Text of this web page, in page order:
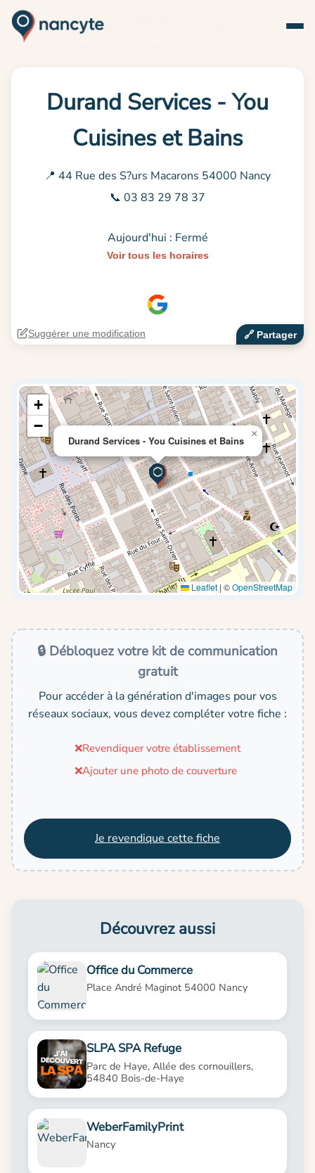
Durand Services - You
Cuisines et Bains
📍 44 Rue des S?urs Macarons 54000 Nancy
📞 03 83 29 78 37
Aujourd'hui : Fermé
Voir tous les horaires
🔗‍️ Partager
Suggérer une modification
Durand Services - You Cuisines et Bains
×
+
−
Leaflet | ©OpenStreetMap
🔒 Débloquez votre kit de communication
gratuit
Pour accéder à la génération d'images pour vos
réseaux sociaux, vous devez compléter votre fiche :
❌Revendiquer votre établissement
❌Ajouter une photo de couverture
Je revendique cette fiche
Découvrez aussi
Office du Commerce
Place André Maginot 54000 Nancy
SLPA SPA Refuge
Parc de Haye, Allée des cornouillers,
54840 Bois-de-Haye
WeberFamilyPrint
Nancy